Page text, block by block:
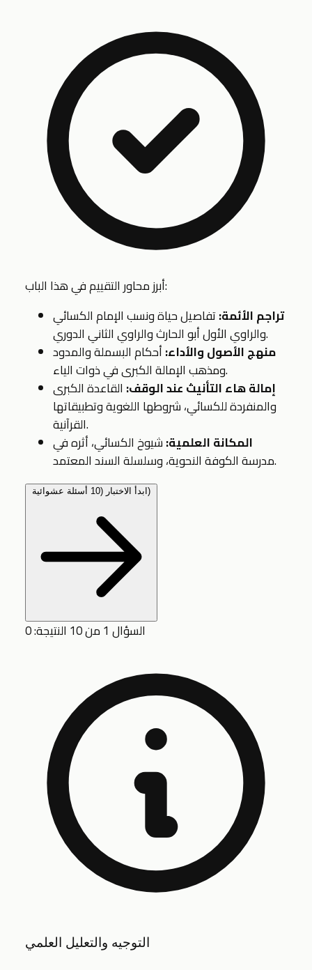
أبرز محاور التقييم في هذا الباب:
تراجم الأئمة:تفاصيل حياة ونسب الإمام الكسائي
والراوي الأول أبو الحارث والراوي الثاني الدوري.
منهج الأصول والأداء:أحكام البسملة والمدود
ومذهب الإمالة الكبرى في ذوات الياء.
إمالة هاء التأنيث عند الوقف: القاعدة الكبرى
والمنفردة للكسائي، شروطها اللغوية وتطبيقاتها
القرآنية.
المكانة العلمية:شيوخ الكسائي، أثره في
مدرسة الكوفة النحوية، وسلسلة السند المعتمد.
ابدأ الاختبار (10 أسئلة عشوائية)
السؤال 1 من 10 النتيجة: 0
التوجيه والتعليل العلمي